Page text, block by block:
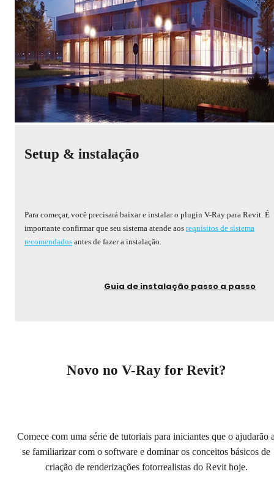
Setup & instalação
Para começar, você precisará baixar e instalar o plugin V-Ray para Revit. É
importante confirmar que seu sistema atende aos requisitos de sistema
recomendados antes de fazer a instalação.
Guia de instalação passo a passo
Novo no V-Ray for Revit?
Comece com uma série de tutoriais para iniciantes que o ajudarão
se familiarizar com o software e dominar os conceitos básicos de
criação de renderizações fotorrealistas do Revit hoje.